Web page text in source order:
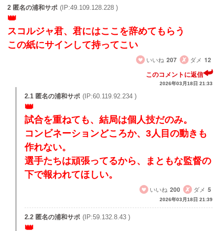
2 匿名の浦和サポ (IP:49.109.128.228 )
スコルジャ君、君にはここを辞めてもらう
この紙にサインして持ってこい
いいね 207 ダメ 12
このコメントに返信
2026年03月18日 21:33
2.1 匿名の浦和サポ (IP:60.119.92.234 )
試合を重ねても、結局は個人技だのみ。
コンビネーションどころか、3人目の動きも
作れない。
選手たちは頑張ってるから、まともな監督の
下で報われてほしい。
いいね 200 ダメ 5
2026年03月18日 21:39
2.2 匿名の浦和サポ (IP:59.132.8.43 )